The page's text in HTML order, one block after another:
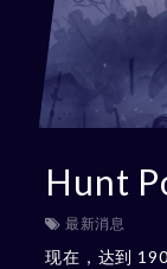
Hunt
最新消息
现在，达到